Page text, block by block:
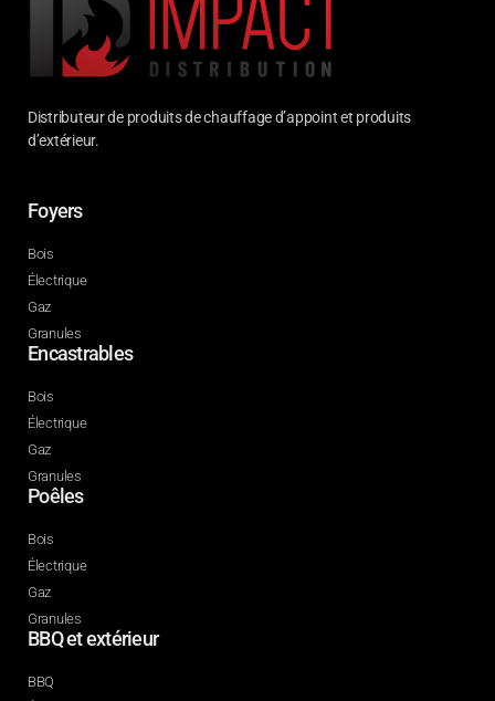
Distributeur de produits de chauffage d’appoint et produits
d’extérieur.
Foyers
Bois
Électrique
Gaz
Granules
Encastrables
Bois
Électrique
Gaz
Granules
Poêles
Bois
Électrique
Gaz
Granules
BBQ et extérieur
BBQ